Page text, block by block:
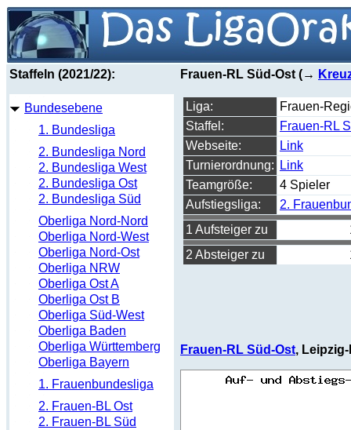
Staffeln (2021/22):
Bundesebene
1. Bundesliga
2. Bundesliga Nord
2. Bundesliga West
2. Bundesliga Ost
2. Bundesliga Süd
Oberliga Nord-Nord
Oberliga Nord-West
Oberliga Nord-Ost
Oberliga NRW
Oberliga Ost A
Oberliga Ost B
Oberliga Süd-West
Oberliga Baden
Oberliga Württemberg
Oberliga Bayern
1. Frauenbundesliga
2. Frauen-BL Ost
2. Frauen-BL Süd
Frauen-RL Süd-Ost (→
Liga:
Frauen-
Staffel:
Frauen-RL
Webseite:
Link
Turnierordnung:
Link
Teamgröße:
4 Spieler
Aufstiegsliga:
2.
1 Aufsteiger zu
2 Absteiger zu
Frauen-RL Süd-Ost,